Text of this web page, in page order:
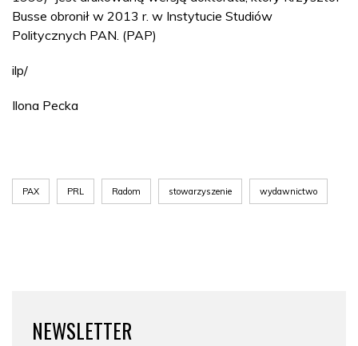
Busse obronił w 2013 r. w Instytucie Studiów
Politycznych PAN. (PAP)
ilp/
Ilona Pecka
PAX PRL Radom stowarzyszenie wydawnictwo
NEWSLETTER